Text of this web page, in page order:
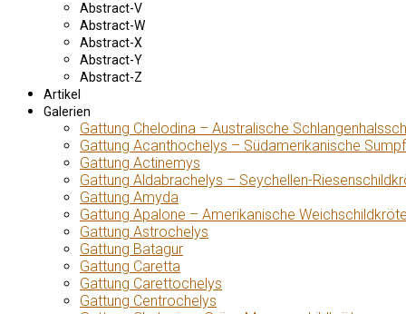
Abstract-V
Abstract-W
Abstract-X
Abstract-Y
Abstract-Z
Artikel
Galerien
Gattung Chelodina – Australische
Gattung Acanthochelys – Südamerikanische
Gattung Actinemys
Gattung Aldabrachelys – Seychellen-
Gattung Amyda
Gattung Apalone – Amerikanische
Gattung Astrochelys
Gattung Batagur
Gattung Caretta
Gattung Carettochelys
Gattung Centrochelys